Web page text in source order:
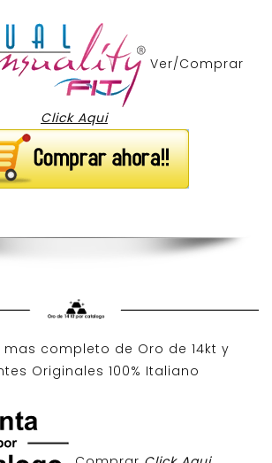
Ver/Comprar
Click Aqui
mas completo de Oro de 14kt y
Originales 100% Italiano